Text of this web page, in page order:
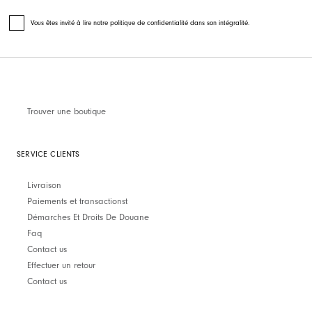
Vous êtes invité à lire notre politique de confidentialité dans son intégralité.
Trouver une boutique
SERVICE CLIENTS
Livraison
Paiements et transactionst
Démarches Et Droits De Douane
Faq
Contact us
Effectuer un retour
Contact us